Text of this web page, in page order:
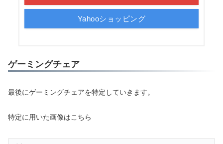
Yahooショッピング
ゲーミングチェア
最後にゲーミングチェアを特定していきます。
特定に用いた画像はこちら